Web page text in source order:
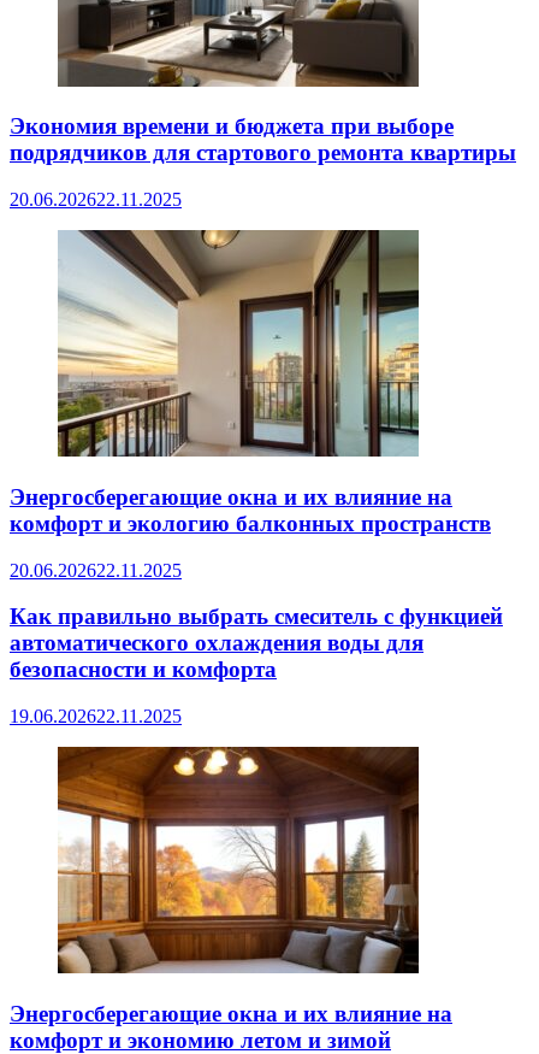
Экономия времени и бюджета при выборе
подрядчиков для стартового ремонта квартиры
20.06.202622.11.2025
Энергосберегающие окна и их влияние на
комфорт и экологию балконных пространств
20.06.202622.11.2025
Как правильно выбрать смеситель с функцией
автоматического охлаждения воды для
безопасности и комфорта
19.06.202622.11.2025
Энергосберегающие окна и их влияние на
комфорт и экономию летом и зимой